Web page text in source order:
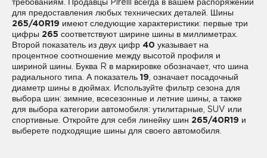
требованиям. Продавцы Pirelli всегда в вашем распоряжении
для предоставления любых технических деталей. Шины
265/40R19 имеют следующие характеристики: первые три
цифры 265 соответствуют ширине шины в миллиметрах.
Второй показатель из двух цифр 40 указывает на
процентное соотношение между высотой профиля и
шириной шины. Буква R в маркировке обозначает, что шина
радиального типа. А показатель 19, означает посадочный
диаметр шины в дюймах. Используйте фильтр сезона для
выбора шин: зимние, всесезонные и летние шины, а также
для выбора категории автомобиля: утилитарные, SUV или
спортивные. Откройте для себя линейку шин 265/40R19 и
выберете подходящие шины для своего автомобиля.